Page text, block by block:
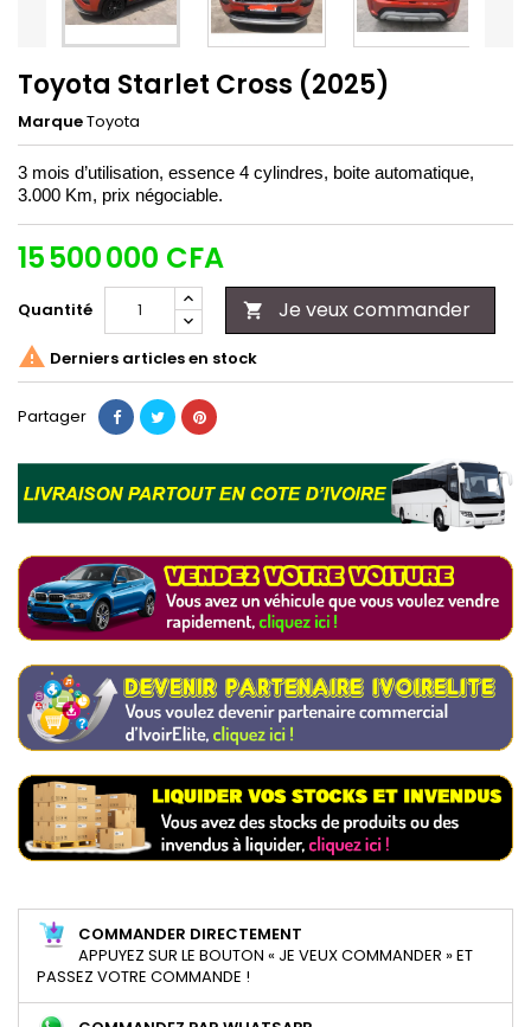
Toyota Starlet Cross (2025)
MarqueToyota
3 mois d’utilisation, essence 4 cylindres, boite automatique,
3.000 Km, prix négociable.
15 500 000 CFA
Quantité  Je veux commander
 Derniers articles en stock
Partager
COMMANDER DIRECTEMENT
APPUYEZ SUR LE BOUTON « JE VEUX COMMANDER » ET
PASSEZ VOTRE COMMANDE !